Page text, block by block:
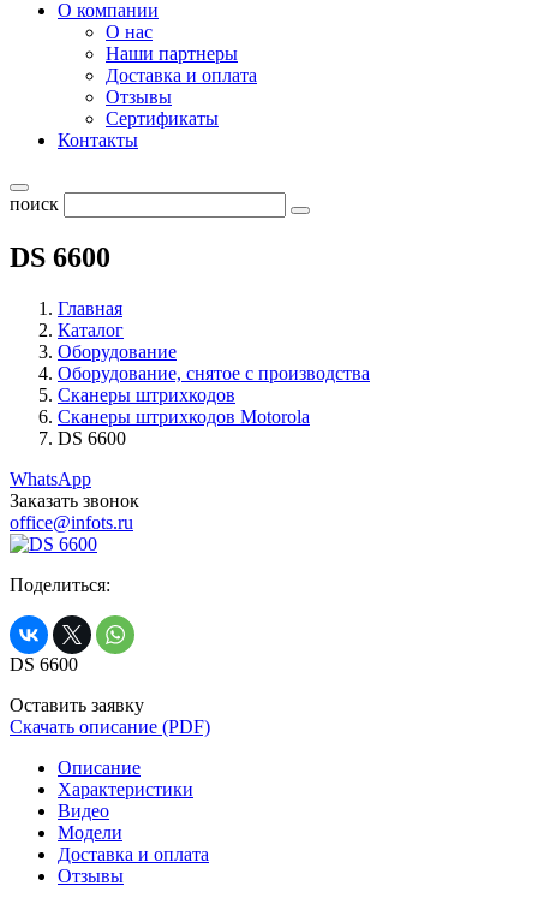
О компании
О нас
Наши партнеры
Доставка и оплата
Отзывы
Сертификаты
Контакты
поиск
DS 6600
Главная
Каталог
Оборудование
Оборудование, снятое с производства
Сканеры штрихкодов
Сканеры штрихкодов Motorola
DS 6600
WhatsApp
Заказать звонок
office@infots.ru
Поделиться:
DS 6600
Оставить заявку
Скачать описание (PDF)
Описание
Характеристики
Видео
Модели
Доставка и оплата
Отзывы